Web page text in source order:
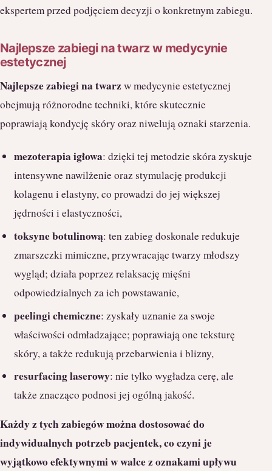
ekspertem przed podjęciem decyzji o konkretnym zabiegu.
Najlepsze zabiegi na twarz w medycynie
estetycznej
Najlepsze zabiegi na twarzw medycynie estetycznej
obejmują różnorodne techniki, które skutecznie
poprawiają kondycję skóry oraz niwelują oznaki starzenia.
mezoterapia igłowa: dzięki tej metodzie skóra zyskuje
intensywne nawilżenie oraz stymulację produkcji
kolagenu i elastyny, co prowadzi do jej większej
jędrności i elastyczności,
toksyne botulinową: ten zabieg doskonale redukuje
zmarszczki mimiczne, przywracając twarzy młodszy
wygląd; działa poprzez relaksację mięśni
odpowiedzialnych za ich powstawanie,
peelingi chemiczne: zyskały uznanie za swoje
właściwości odmładzające; poprawiają one teksturę
skóry, a także redukują przebarwienia i blizny,
resurfacing laserowy: nie tylko wygładza cerę, ale
także znacząco podnosi jej ogólną jakość.
Każdy z tych zabiegów można dostosować do
indywidualnych potrzeb pacjentek, co czyni je
wyjątkowo efektywnymi w walce z oznakami upływu